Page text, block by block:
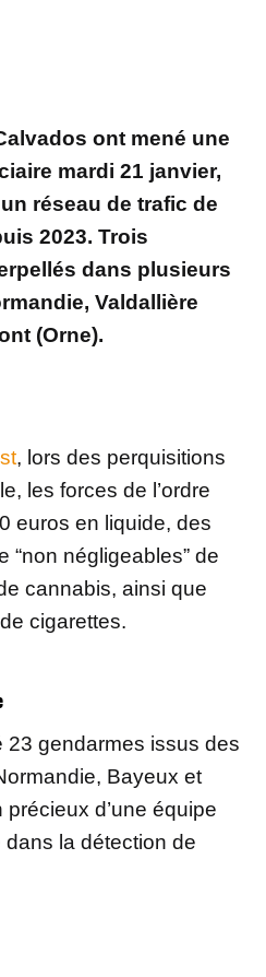
ont mené une
mardi 21 janvier,
réseau de trafic de
2023. Trois
dans plusieurs
Valdallière
(Orne).
, lors des perquisitions
les forces de l’ordre
euros en liquide, des
“non négligeables” de
cannabis, ainsi que
cigarettes.
23 gendarmes issus des
Bayeux et
d’une équipe
la détection de